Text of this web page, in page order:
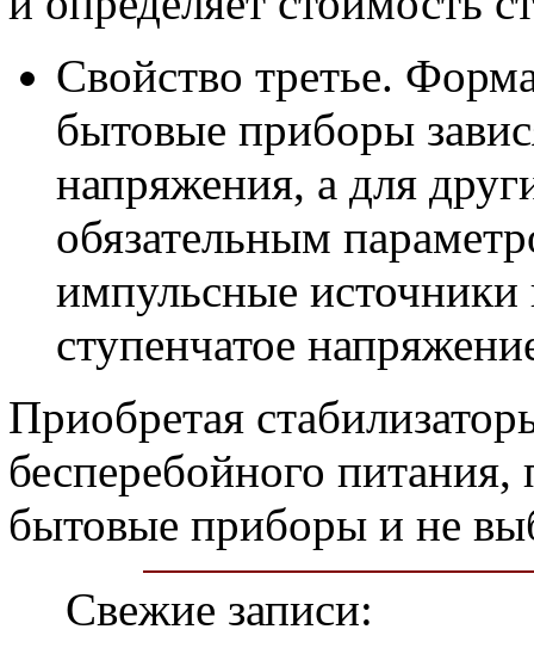
Свойство третье.
бытовые приборы
напряжения, а для
обязательным
импульсные
ступенчатое
Приобретая
бесперебойного питания,
бытовые приборы и не
Свежие записи: